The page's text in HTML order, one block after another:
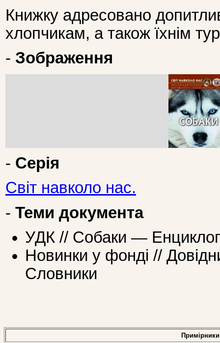
Книжку адресовано
хлопчикам, а також їхнім
- Зображення
- Серія
Світ навколо нас.
- Теми документа
УДК // Собаки —
Новинки у фонді //
Словники
Примірники